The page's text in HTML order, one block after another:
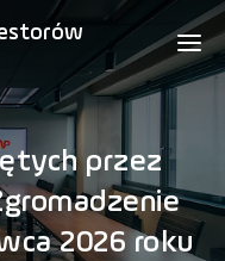
przez
2026 roku